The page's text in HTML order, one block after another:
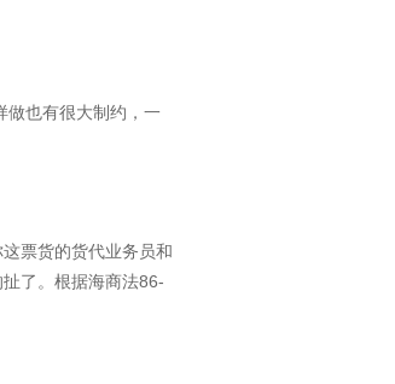
做也有很大制约，一
票货的货代业务员和
了。根据海商法86-